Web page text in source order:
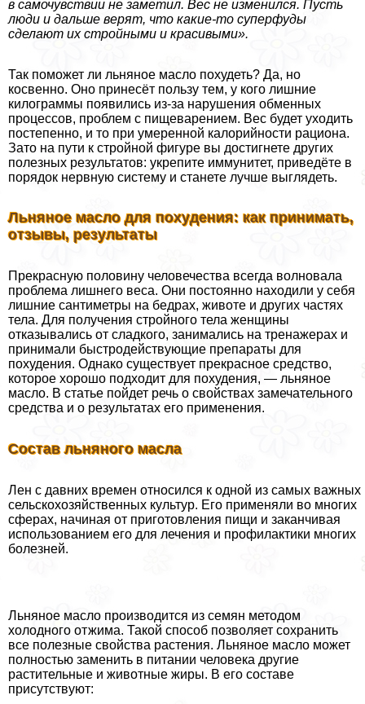
в самочувствии не заметил. Вес не изменился. Пусть
люди и дальше верят, что какие-то суперфуды
сделают их стройными и красивыми».
Так поможет ли льняное масло похудеть? Да, но
косвенно. Оно принесёт пользу тем, у кого лишние
килограммы появились из-за нарушения обменных
процессов, проблем с пищеварением. Вес будет уходить
постепенно, и то при умеренной калорийности рациона.
Зато на пути к стройной фигуре вы достигнете других
полезных результатов: укрепите иммунитет, приведёте в
порядок нервную систему и станете лучше выглядеть.
Льняное масло для похудения: как принимать,
отзывы, результаты
Прекрасную половину человечества всегда волновала
проблема лишнего веса. Они постоянно находили у себя
лишние сантиметры на бедрах, животе и других частях
тела. Для получения стройного тела женщины
отказывались от сладкого, занимались на тренажерах и
принимали быстродействующие препараты для
похудения. Однако существует прекрасное средство,
которое хорошо подходит для похудения, — льняное
масло. В статье пойдет речь о свойствах замечательного
средства и о результатах его применения.
Состав льняного масла
Лен с давних времен относился к одной из самых важных
сельскохозяйственных культур. Его применяли во многих
сферах, начиная от приготовления пищи и заканчивая
использованием его для лечения и профилактики многих
болезней.
Льняное масло производится из семян методом
холодного отжима. Такой способ позволяет сохранить
все полезные свойства растения. Льняное масло может
полностью заменить в питании человека другие
растительные и животные жиры. В его составе
присутствуют: